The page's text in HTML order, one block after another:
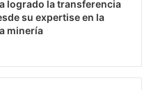
logrado la transferencia
su expertise en la
minería